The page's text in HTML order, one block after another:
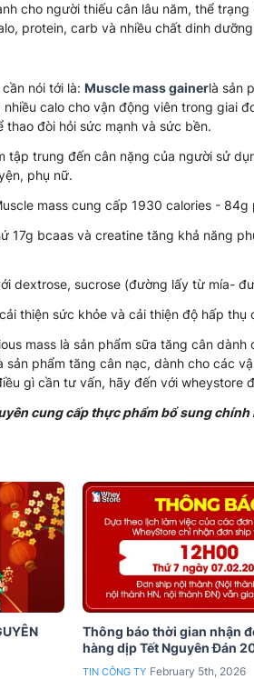
cho người thiếu cân lâu năm, thể
protein, carb và nhiều chất dinh
nói tới là: Muscle mass gainerlà sản
calo cho vận động viên trong giai
đòi hỏi sức mạnh và sức bền.
trung đến cân nặng của người sử
phụ nữ.
mass cung cấp 1930 calories - 84g
bcaas và creatine tăng khả năng
sucrose (đường lấy từ mía-
sức khỏe và cải thiện độ hấp thụ
mass là sản phẩm sữa tăng cân
sản phẩm tăng cân nạc, dành cho các
gì cần tư vấn, hãy đến với wheystore
cung cấp thực phẩm bổ sung chính
Thông báo thời gian nhận
hàng dịp Tết Nguyên Đán
TIN CÔNG TY February 5th, 2026